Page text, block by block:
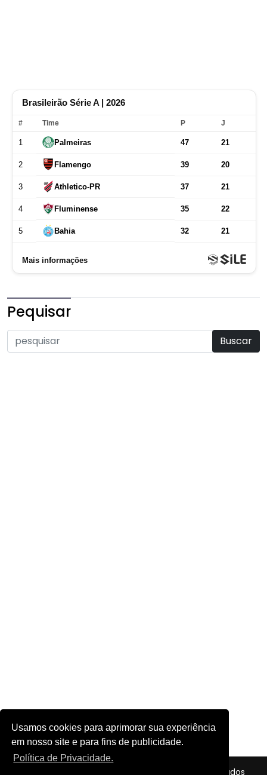
Usamos cookies para aprimorar sua experiência
em nosso site e para fins de publicidade.
Política de Privacidade.
Pequisar
© 2026 - Futebol em Foco - Todos os direitos reservados